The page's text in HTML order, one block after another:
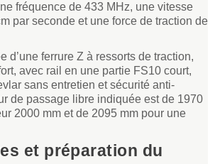
fréquence de 433 MHz, une vitesse
par seconde et une force de traction de
d’une ferrure Z à ressorts de traction,
avec rail en une partie FS10 court,
sans entretien et sécurité anti-
de passage libre indiquée est de 1970
2000 mm et de 2095 mm pour une
et préparation du